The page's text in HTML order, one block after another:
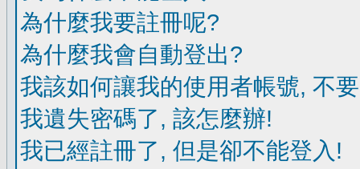
為什麼我要註冊呢?
為什麼我會自動登出?
我該如何讓我的使用者帳號, 不
我遺失密碼了, 該怎麼辦!
我已經註冊了, 但是卻不能登入!